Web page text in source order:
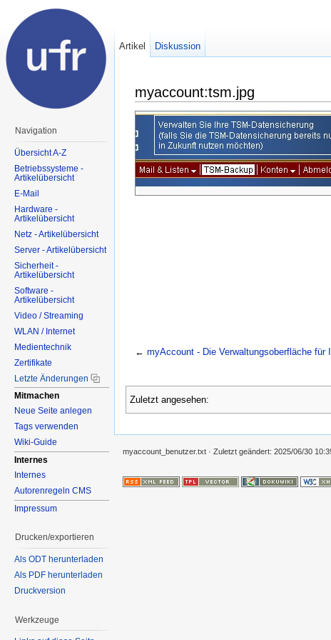
myaccount:tsm.jpg
← myAccount - Die Verwaltungsoberfläche für
Zuletzt angesehen:
Artikel Diskussion
Navigation
Übersicht A-Z
Betriebssysteme -
Artikelübersicht
E-Mail
Hardware -
Artikelübersicht
Netz - Artikelübersicht
Server - Artikelübersicht
Sicherheit -
Artikelübersicht
Software -
Artikelübersicht
Video / Streaming
WLAN / Internet
Medientechnik
Zertifikate
Letzte Änderungen
Mitmachen
Neue Seite anlegen
Tags verwenden
Wiki-Guide
Internes
Internes
Autorenregeln CMS
Impressum
Drucken/exportieren
Als ODT herunterladen
Als PDF herunterladen
Druckversion
Werkzeuge
myaccount_benutzer.txt · Zuletzt geändert: 2025/06/30